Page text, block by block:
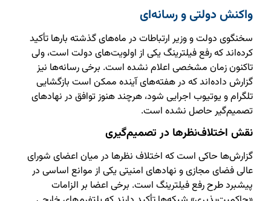
واکنش دولتی و رسانه‌ای
سخنگوی دولت و وزیر ارتباطات در ماه‌های گذشته بارها تأکید
کرده‌اند که رفع فیلترینگ یکی از اولویت‌های دولت است، ولی
تاکنون زمان مشخصی اعلام نشده است. برخی رسانه‌ها نیز
گزارش داده‌اند که در هفته‌های آینده ممکن است بازگشایی
تلگرام و یوتیوب اجرایی شود، هرچند هنوز توافق در نهادهای
تصمیم‌گیر حاصل نشده است.
نقش اختلاف‌نظرها در تصمیم‌گیری
گزارش‌ها حاکی است که اختلاف نظرها در میان اعضای شورای
عالی فضای مجازی و نهادهای امنیتی یکی از موانع اساسی در
پیشبرد طرح رفع فیلترینگ است. برخی اعضا بر الزامات